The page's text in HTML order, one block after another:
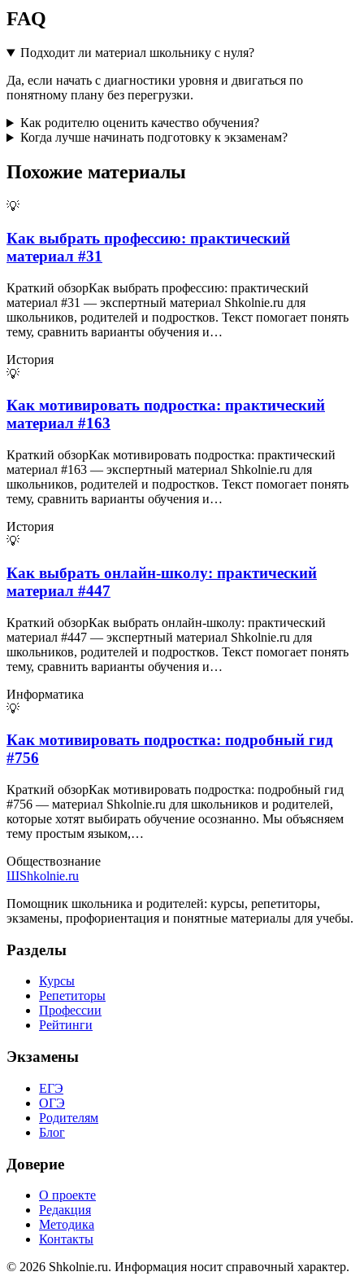
FAQ
Подходит ли материал школьнику с нуля?
Да, если начать с диагностики уровня и двигаться по
понятному плану без перегрузки.
Как родителю оценить качество обучения?
Когда лучше начинать подготовку к экзаменам?
Похожие материалы
💡
Как выбрать профессию: практический
материал #31
Краткий обзорКак выбрать профессию: практический
материал #31 — экспертный материал Shkolnie.ru для
школьников, родителей и подростков. Текст помогает понять
тему, сравнить варианты обучения и…
История
💡
Как мотивировать подростка: практический
материал #163
Краткий обзорКак мотивировать подростка: практический
материал #163 — экспертный материал Shkolnie.ru для
школьников, родителей и подростков. Текст помогает понять
тему, сравнить варианты обучения и…
История
💡
Как выбрать онлайн-школу: практический
материал #447
Краткий обзорКак выбрать онлайн-школу: практический
материал #447 — экспертный материал Shkolnie.ru для
школьников, родителей и подростков. Текст помогает понять
тему, сравнить варианты обучения и…
Информатика
💡
Как мотивировать подростка: подробный гид
#756
Краткий обзорКак мотивировать подростка: подробный гид
#756 — материал Shkolnie.ru для школьников и родителей,
которые хотят выбирать обучение осознанно. Мы объясняем
тему простым языком,…
Обществознание
ШShkolnie.ru
Помощник школьника и родителей: курсы, репетиторы,
экзамены, профориентация и понятные материалы для учебы.
Разделы
Курсы
Репетиторы
Профессии
Рейтинги
Экзамены
ЕГЭ
ОГЭ
Родителям
Блог
Доверие
О проекте
Редакция
Методика
Контакты
© 2026 Shkolnie.ru. Информация носит справочный характер.